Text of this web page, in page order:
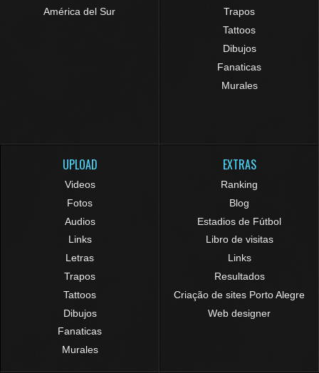
América del Sur
Trapos
Tattoos
Dibujos
Fanaticas
Murales
UPLOAD
Videos
Fotos
Audios
Links
Letras
Trapos
Tattoos
Dibujos
Fanaticas
Murales
EXTRAS
Ranking
Blog
Estadios de Fútbol
Libro de visitas
Links
Resultados
Criação de sites Porto Alegre
Web designer